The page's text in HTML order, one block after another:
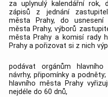
za uplynulý kalendářní rok,
zápisů z jednání
města Prahy, do usnesení
města Prahy, výborů
města Prahy a komisí rady
Prahya pořizovat si z nich
podávat orgánům
návrhy, připomínky a
hlavního města Prahy
nejdéle do 60 dnů,